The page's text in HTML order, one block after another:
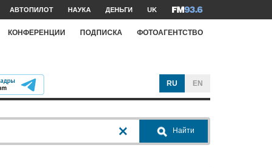
АВТОПИЛОТ НАУКА ДЕНЬГИ UK
КОНФЕРЕНЦИИ ПОДПИСКА ФОТОАГЕНТСТВО
RU EN
Найти